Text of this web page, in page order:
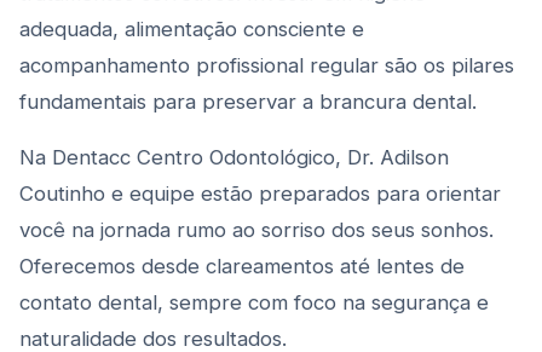
adequada, alimentação consciente e
acompanhamento profissional regular são os pilares
fundamentais para preservar a brancura dental.
Na Dentacc Centro Odontológico, Dr. Adilson
Coutinho e equipe estão preparados para orientar
você na jornada rumo ao sorriso dos seus sonhos.
Oferecemos desde clareamentos até lentes de
contato dental, sempre com foco na segurança e
naturalidade dos resultados.